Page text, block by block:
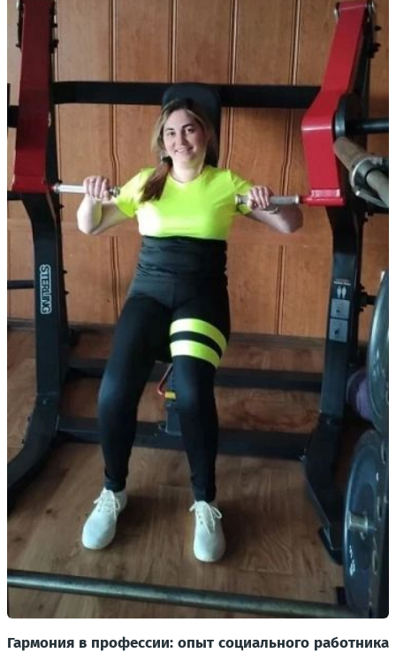
Гармония в профессии: опыт социального работника